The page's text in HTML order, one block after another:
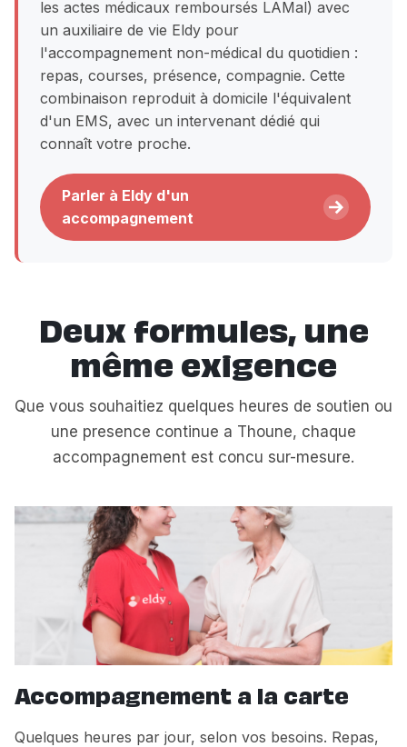
les actes médicaux remboursés LAMal) avec
un auxiliaire de vie Eldy pour
l'accompagnement non-médical du quotidien :
repas, courses, présence, compagnie. Cette
combinaison reproduit à domicile l'équivalent
d'un EMS, avec un intervenant dédié qui
connaît votre proche.
Parler à Eldy d'un
accompagnement
Deux formules, une
même exigence
Que vous souhaitiez quelques heures de soutien ou
une presence continue a Thoune, chaque
accompagnement est concu sur-mesure.
Accompagnement a la carte
Quelques heures par jour, selon vos besoins. Repas,